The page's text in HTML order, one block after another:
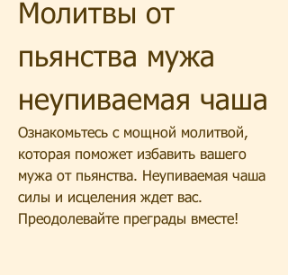
Молитвы от
пьянства мужа
неупиваемая чаша
Ознакомьтесь с мощной молитвой,
которая поможет избавить вашего
мужа от пьянства. Неупиваемая чаша
силы и исцеления ждет вас.
Преодолевайте преграды вместе!